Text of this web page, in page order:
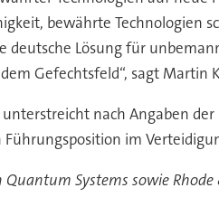
bewährte Technologien
deutsche Lösung für
Gefechtsfeld“, sagt Martin
nach Angaben
im
Systems sowie Rhode